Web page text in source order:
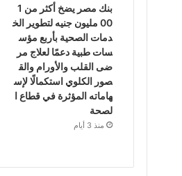
بنك مصر يضخ أكثر من 1
00 مليون جنيه لتطوير الخ
دمات الصحية بأربع مؤس
سات طبية دعمًا لعلاج مر
ضى القلب والأورام والق
صور الكلوي استكمالًا لإس
هاماته المؤثرة في قطاع ا
لصحة
منذ 3 أيام